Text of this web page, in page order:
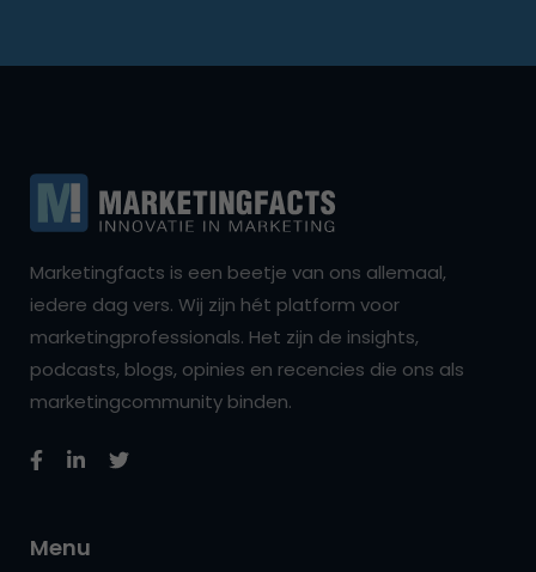
Marketingfacts is een beetje van ons allemaal,
iedere dag vers. Wij zijn hét platform voor
marketingprofessionals. Het zijn de insights,
podcasts, blogs, opinies en recencies die ons als
marketingcommunity binden.
Menu